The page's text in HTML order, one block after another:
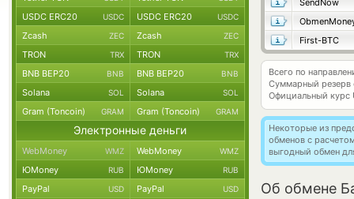
SendNow
First-BTC
Всего по
Суммарный резерв
Официальный курс
Некоторые из
обменов с
выгодный обмен
Об обмене
USDC ERC20 USDC USDC ERC20 USDC
Zcash ZEC Zcash ZEC
TRON TRX TRON TRX
BNB BEP20 BNB BNB BEP20 BNB
Solana SOL Solana SOL
Gram (Toncoin) GRAM Gram (Toncoin) GRAM
Электронные деньги
WebMoney WMZ WebMoney WMZ
ЮMoney RUB ЮMoney RUB
PayPal USD PayPal USD